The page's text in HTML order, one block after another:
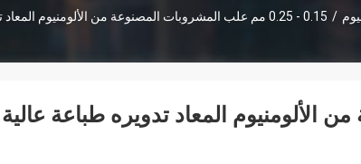
/ 0.15 - 0.25 مم علب المشروبات المصنوعة من الألومنيوم المعاد تدويره طباعة عالية الوضوح
من الألومنيوم المعاد تدويره طباعة عالية